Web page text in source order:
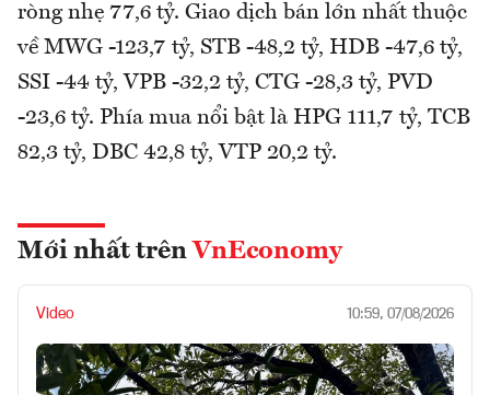
ròng nhẹ 77,6 tỷ. Giao dịch bán lớn nhất thuộc
về MWG -123,7 tỷ, STB -48,2 tỷ, HDB -47,6 tỷ,
SSI -44 tỷ, VPB -32,2 tỷ, CTG -28,3 tỷ, PVD
-23,6 tỷ. Phía mua nổi bật là HPG 111,7 tỷ, TCB
82,3 tỷ, DBC 42,8 tỷ, VTP 20,2 tỷ.
Mới nhất trên VnEconomy
Video 10:59, 07/08/2026